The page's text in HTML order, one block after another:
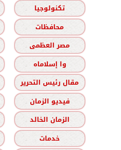
تكنولوجيا
محافظات
مصر العظمى
وا إسلاماه
مقال رئيس التحرير
فيديو الزمان
الزمان الخالد
خدمات